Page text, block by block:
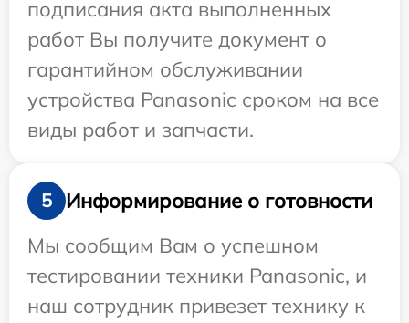
подписания акта выполненных
работ Вы получите документ о
гарантийном обслуживании
устройства Panasonic сроком на все
виды работ и запчасти.
5
Информирование о готовности
Мы сообщим Вам о успешном
тестировании техники Panasonic, и
наш сотрудник привезет технику к